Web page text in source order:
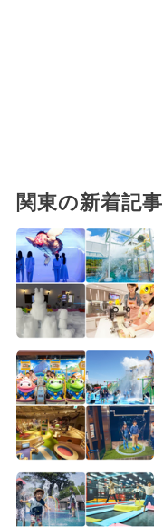
関東の新着記事